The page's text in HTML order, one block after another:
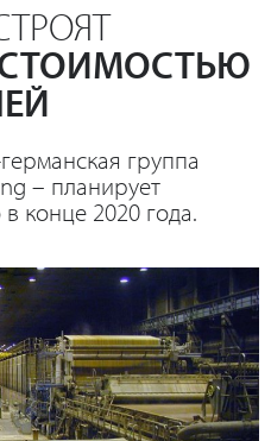
группа
– планирует
конце 2020 года.